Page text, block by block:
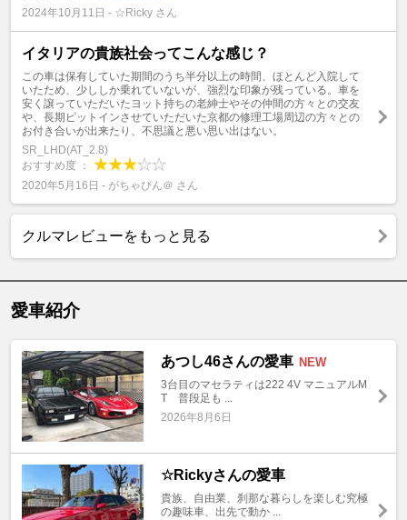
2024年10月11日 - ☆Ricky さん
イタリアの貴族社会ってこんな感じ？
この車は保有していた期間のうち半分以上の時間、ほとんど入院して
いたため、少ししか乗れていないが、強烈な印象が残っている。車を
安く譲っていただいたヨット持ちの老紳士やその仲間の方々との交友
や、長期ピットインさせていただいた京都の修理工場周辺の方々との
お付き合いが出来たり、不思議と悪い思い出はない。
SR_LHD(AT_2.8)
おすすめ度 ：
2020年5月16日 - がちゃぴん＠ さん
クルマレビューをもっと見る
愛車紹介
あつし46さんの愛車 NEW
3台目のマセラティは222 4V マニュアルM
T 普段足も ...
2026年8月6日
☆Rickyさんの愛車
貴族、自由業、刹那な暮らしを楽しむ究極
の趣味車、出先で動か ...